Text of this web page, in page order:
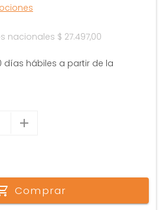
nacionales $ 27.497,00
días hábiles a partir de la
Comprar